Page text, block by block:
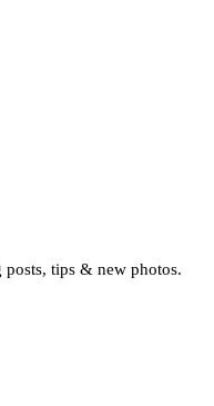
tips & new photos.